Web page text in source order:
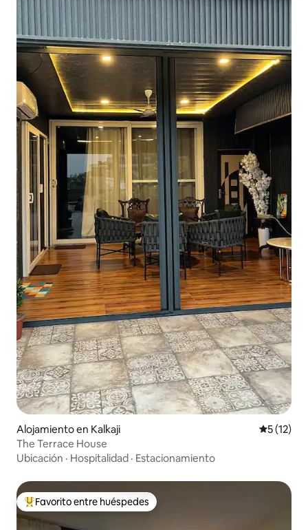
Alojamiento en Kalkaji
5 (12)
The Terrace House
Ubicación · Hospitalidad · Estacionamiento
Favorito entre huéspedes preferido
Favorito entre huéspedes